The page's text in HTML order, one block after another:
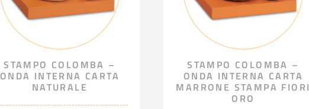
STAMPO COLOMBA –
ONDA INTERNA CARTA
NATURALE
STAMPO COLOMBA –
ONDA INTERNA CARTA
MARRONE STAMPA FIORI
ORO